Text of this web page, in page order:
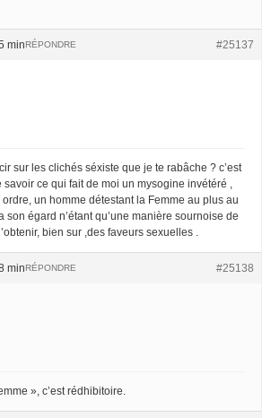
min #25137
RÉPONDRE
sur les clichés séxiste que je te rabâche ? c’est
ce qui fait de moi un mysogine invétéré ,
un homme détestant la Femme au plus au
son égard n’étant qu’une manière sournoise de
bien sur ,des faveurs sexuelles .
min #25138
RÉPONDRE
», c’est rédhibitoire.